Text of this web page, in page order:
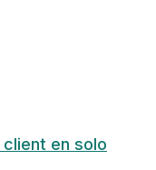
en solo